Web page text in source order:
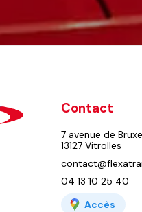
Contact
7 avenue de
13127 Vitrolles
04 13 10 25 40
Accès